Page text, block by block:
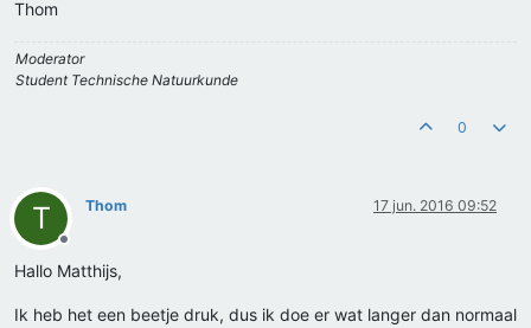
Thom
Moderator
Student Technische Natuurkunde
0
T
Offline
Thom 17 jun. 2016 09:52
Hallo Matthijs,
Ik heb het een beetje druk, dus ik doe er wat langer dan normaal